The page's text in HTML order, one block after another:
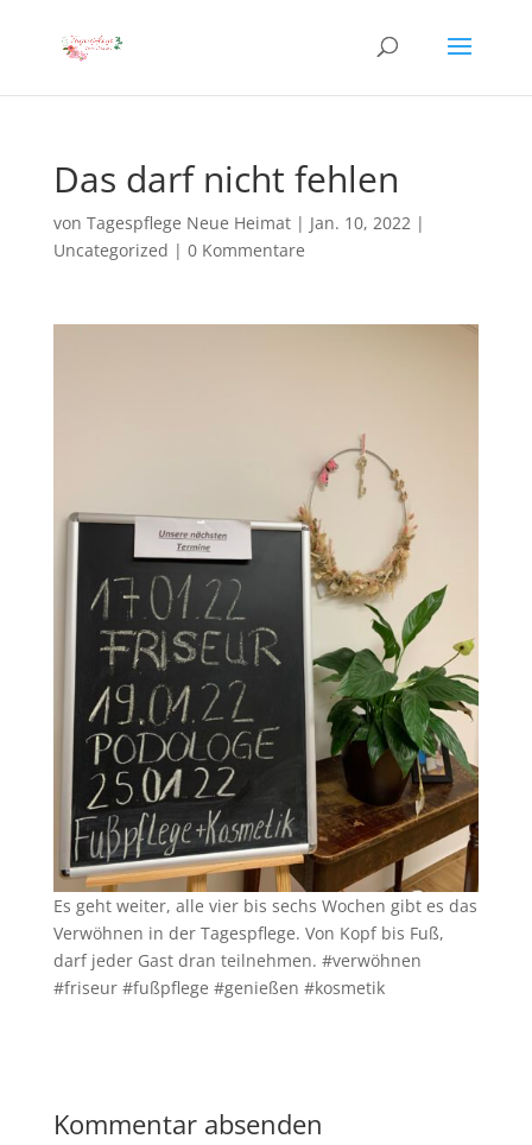
Das darf nicht fehlen
von Tagespflege Neue Heimat| Jan. 10, 2022|
Uncategorized | 0 Kommentare
Es geht weiter, alle vier bis sechs Wochen gibt es das
Verwöhnen in der Tagespflege. Von Kopf bis Fuß,
darf jeder Gast dran teilnehmen. #verwöhnen
#friseur #fußpflege #genießen #kosmetik
Kommentar absenden